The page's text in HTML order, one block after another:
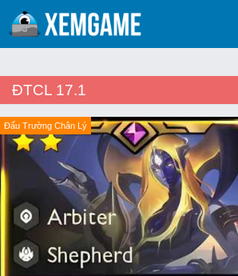
ĐTCL 17.1
Đấu Trường Chân Lý